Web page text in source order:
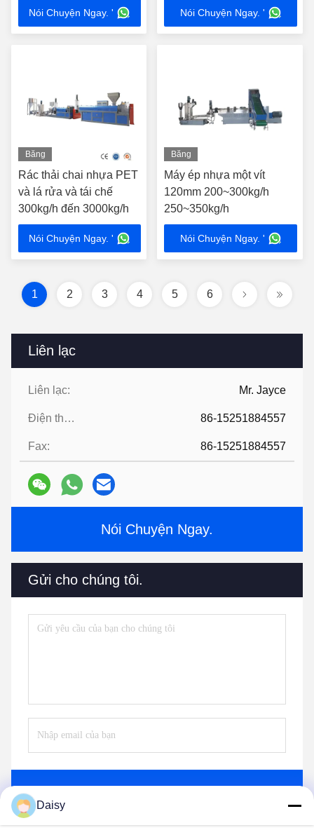
Liên lạc
Liên lạc: Mr. Jayce
Điện thoại: 86-15251884557
Fax: 86-15251884557
Nói Chuyện Ngay.
Gửi cho chúng tôi.
Nói Chuyện Ngay. ' Nói Chuyện Ngay. '
Băng
hình
Rác thải chai nhựa PET
và lá rửa và tái chế
300kg/h đến 3000kg/h
Nói Chuyện Ngay. '
Băng
hình
Máy ép nhựa một vít
120mm 200~300kg/h
250~350kg/h
Nói Chuyện Ngay. '
1 2 3 4 5 6
Daisy